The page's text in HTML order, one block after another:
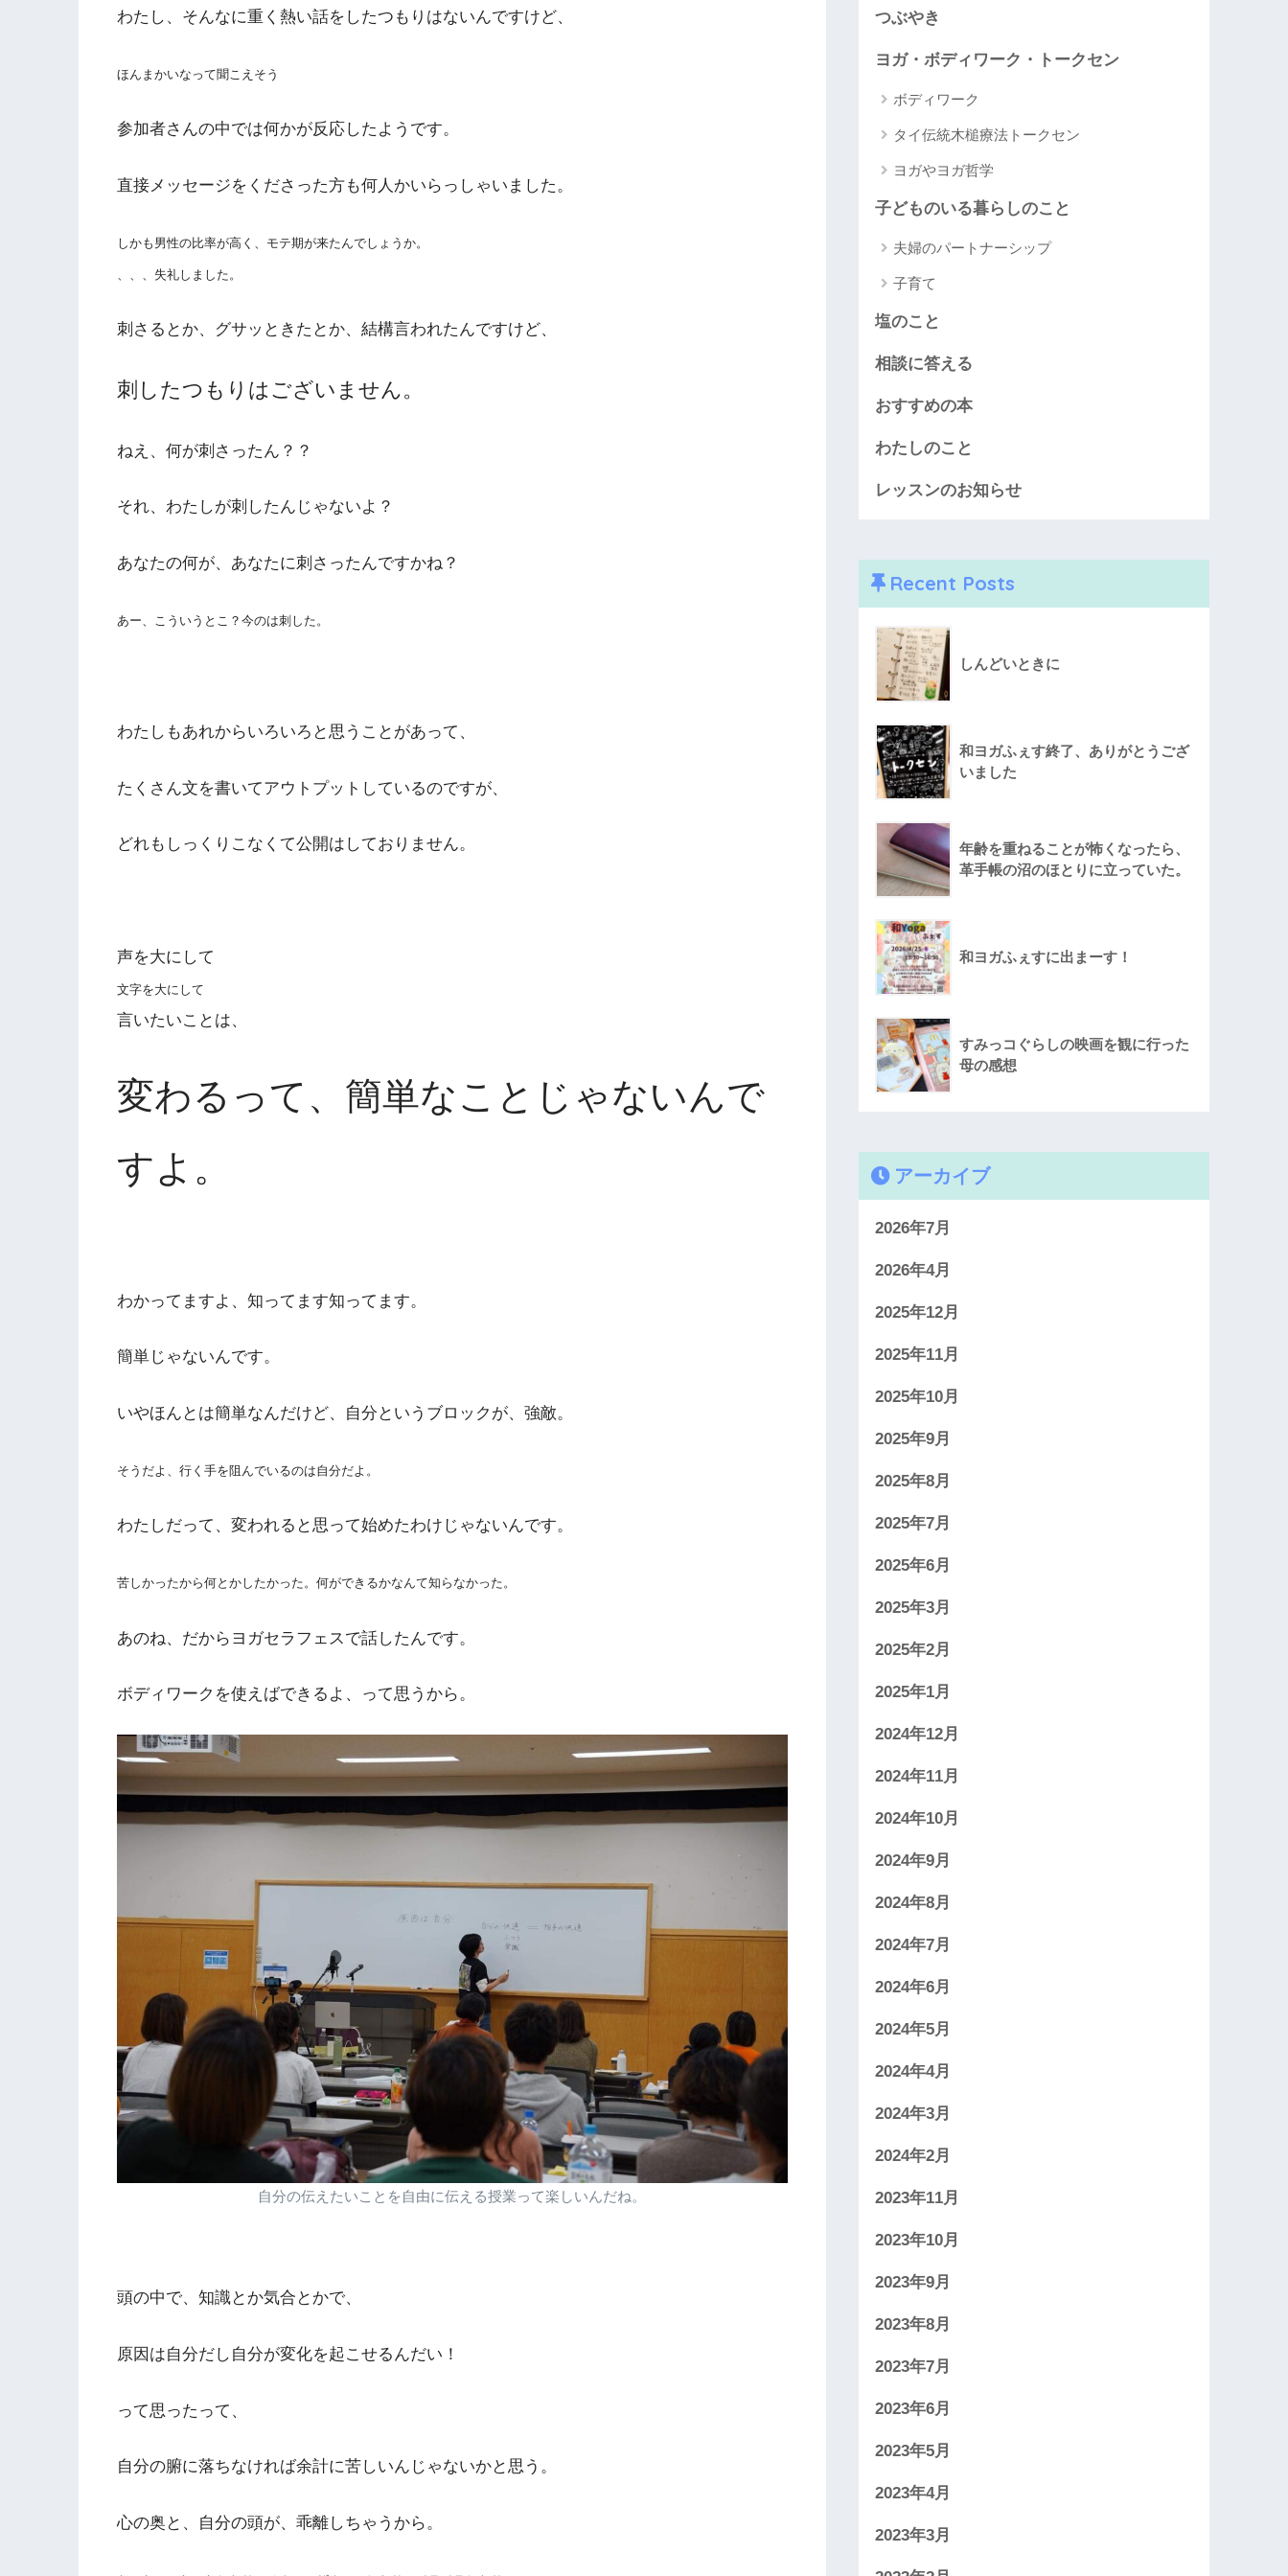
わたし、そんなに重く熱い話をしたつもりはないんですけど、
ほんまかいなって聞こえそう
参加者さんの中では何かが反応したようです。
直接メッセージをくださった方も何人かいらっしゃいました。
しかも男性の比率が高く、モテ期が来たんでしょうか。
、、、失礼しました。
刺さるとか、グサッときたとか、結構言われたんですけど、
刺したつもりはございません。
ねえ、何が刺さったん？？
それ、わたしが刺したんじゃないよ？
あなたの何が、あなたに刺さったんですかね？
あー、こういうとこ？今のは刺した。
わたしもあれからいろいろと思うことがあって、
たくさん文を書いてアウトプットしているのですが、
どれもしっくりこなくて公開はしておりません。
声を大にして
文字を大にして
言いたいことは、
変わるって、簡単なことじゃないんで
すよ。
わかってますよ、知ってます知ってます。
簡単じゃないんです。
いやほんとは簡単なんだけど、自分というブロックが、強敵。
そうだよ、行く手を阻んでいるのは自分だよ。
わたしだって、変われると思って始めたわけじゃないんです。
苦しかったから何とかしたかった。 何ができるかなんて知らなかった。
あのね、だからヨガセラフェスで話したんです。
ボディワークを使えばできるよ、って思うから。
自分の伝えたいことを自由に伝える授業って楽しいんだね。
頭の中で、知識とか気合とかで、
原因は自分だし自分が変化を起こせるんだい！
って思ったって、
自分の腑に落ちなければ余計に苦しいんじゃないかと思う。
心の奥と、自分の頭が、乖離しちゃうから。
つぶやき
ヨガ・ボディワーク・トークセン
ボディワーク
タイ伝統木槌療法トークセン
ヨガやヨガ哲学
子どものいる暮らしのこと
夫婦のパートナーシップ
子育て
塩のこと
相談に答える
おすすめの本
わたしのこと
レッスンのお知らせ
Recent Posts
しんどいときに
和ヨガふぇす終了、ありがとうござ
いました
年齢を重ねることが怖くなったら、
革手帳の沼のほとりに立っていた。
和ヨガふぇすに出まーす！
すみっコぐらしの映画を観に行った
母の感想
アーカイブ
2026年7月
2026年4月
2025年12月
2025年11月
2025年10月
2025年9月
2025年8月
2025年7月
2025年6月
2025年3月
2025年2月
2025年1月
2024年12月
2024年11月
2024年10月
2024年9月
2024年8月
2024年7月
2024年6月
2024年5月
2024年4月
2024年3月
2024年2月
2023年11月
2023年10月
2023年9月
2023年8月
2023年7月
2023年6月
2023年5月
2023年4月
2023年3月